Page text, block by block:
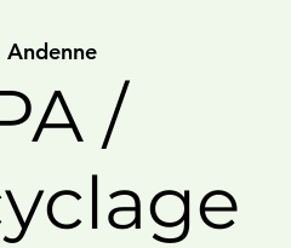
Andenne
/